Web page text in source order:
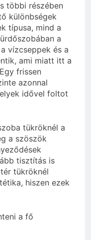
többi részében
különbségek
típusa, mind a
a
vízcseppek és a
ami miatt itt a
frissen
azonnal
idővel foltot
tükröknél a
a szöszök
tisztítás is
tükröknél
hiszen ezek
a fő